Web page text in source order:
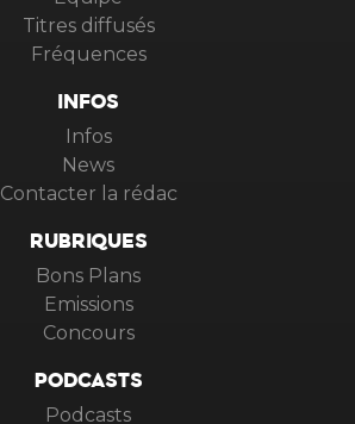
Titres diffusés
Fréquences
INFOS
Infos
News
Contacter la rédac
RUBRIQUES
Bons Plans
Emissions
Concours
PODCASTS
Podcasts